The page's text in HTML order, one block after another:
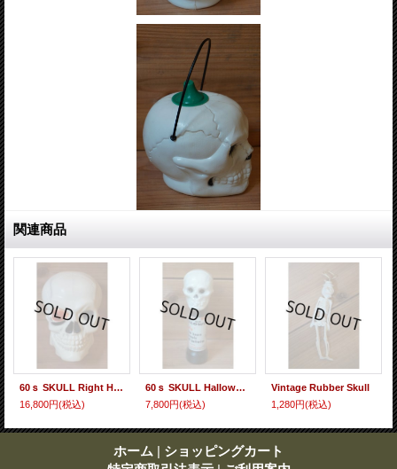
関連商品
60ｓ SKULL Right Head
16,800円(税込)
60ｓ SKULL Halloween Right
7,800円(税込)
Vintage Rubber Skull
1,280円(税込)
ホーム | ショッピングカート